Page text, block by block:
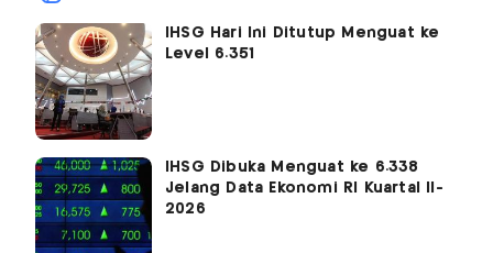
IHSG Hari Ini Ditutup Menguat ke
Level 6.351
IHSG Dibuka Menguat ke 6.338
Jelang Data Ekonomi RI Kuartal II-
2026